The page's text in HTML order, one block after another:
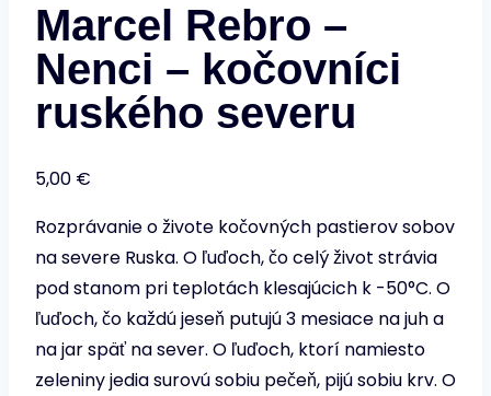
Marcel Rebro –
Nenci – kočovníci
ruského severu
5,00 €
Rozprávanie o živote kočovných pastierov sobov
na severe Ruska. O ľuďoch, čo celý život strávia
pod stanom pri teplotách klesajúcich k -50°C. O
ľuďoch, čo každú jeseň putujú 3 mesiace na juh a
na jar späť na sever. O ľuďoch, ktorí namiesto
zeleniny jedia surovú sobiu pečeň, pijú sobiu krv. O